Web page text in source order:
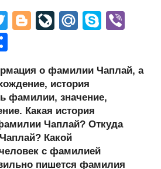
T
er
Bl
g
er
Li
J
o
ur
n
al
M
u
S
e
р
а
в
и
ть
о фамилии Чаплай, а
история
фамилии, значение,
Какая история
Чаплай? Откуда
Какой
с фамилией
пишется фамилия